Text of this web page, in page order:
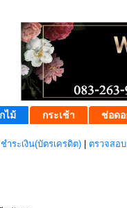
ไม้ กระเช้า ช่อดอ
ชำระเงิน(บัตรเครดิต) ตรวจสอ